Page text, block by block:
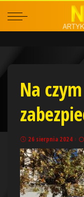
Na
26 sierpnia 2024